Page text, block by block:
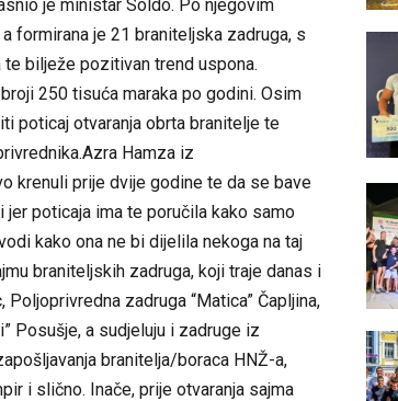
je ministar Soldo. Po njegovim
formirana je 21 braniteljska zadruga, s
bilježe pozitivan trend uspona.
250 tisuća maraka po godini. Osim
poticaj otvaranja obrta branitelje te
Hamza iz
krenuli prije dvije godine te da se bave
poticaja ima te poručila kako samo
kako ona ne bi dijelila nekoga na taj
braniteljskih zadruga, koji traje danas i
zadruga “Matica” Čapljina,
Posušje, a sudjeluju i zadruge iz
branitelja/boraca HNŽ-a,
i slično. Inače, prije otvaranja sajma